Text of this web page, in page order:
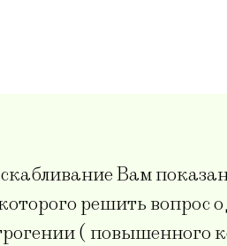
Вам
решить вопрос
( повышенного